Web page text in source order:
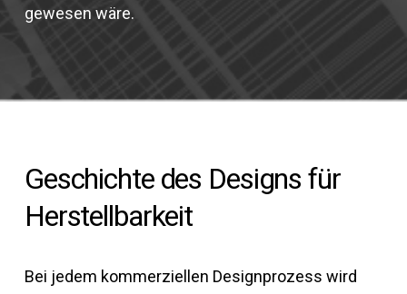
gewesen wäre.
Geschichte des Designs für
Herstellbarkeit
Bei jedem kommerziellen Designprozess wird